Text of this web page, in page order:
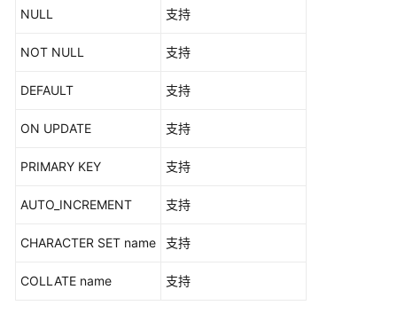
告
产
介
费
明
快
入
NULL 支持
NOT NULL 支持
DEFAULT 支持
ON UPDATE 支持
PRIMARY KEY 支持
AUTO_INCREMENT 支持
CHARACTER SET name 支持
COLLATE name 支持